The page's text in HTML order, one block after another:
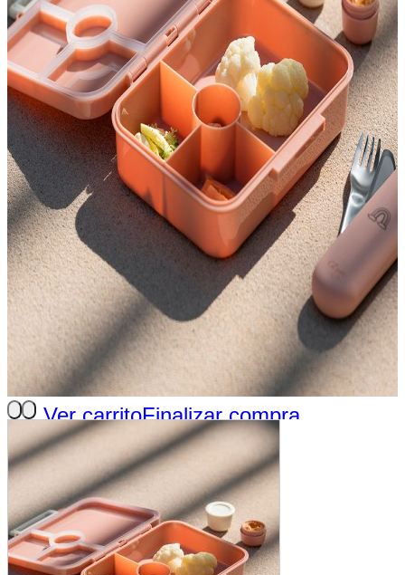
Acceder
Lista de deseos
Carrito
×
Repuesto de Tetina de
Silicona Nuk For
Nature Orificio M 2
Unidades
Repuesto de Tetina de $ 620
Subtotal: $620
Ver carritoFinalizar compra